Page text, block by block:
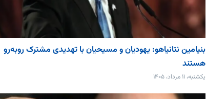
بنیامین نتانیاهو: یهودیان و مسیحیان با تهدیدی مشترک روبه‌رو
هستند
یکشنبه، ۱۱ مرداد، ۱۴۰۵